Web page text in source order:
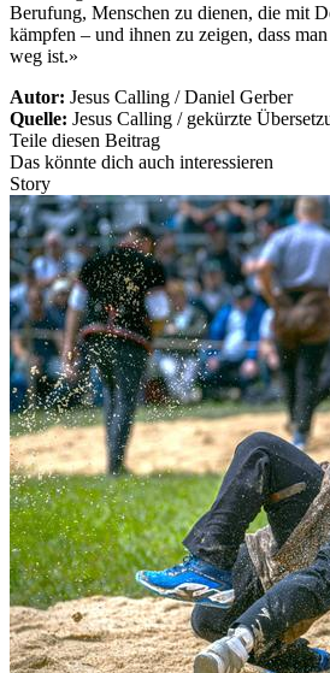
Berufung, Menschen zu dienen, die mit
kämpfen – und ihnen zu zeigen, dass
weg ist.»
Autor: Jesus Calling / Daniel Gerber
Quelle: Jesus Calling / gekürzte
Teile diesen Beitrag
Das könnte dich auch interessieren
Story